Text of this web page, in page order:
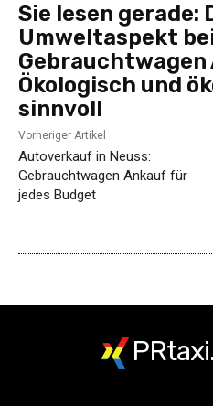
Sie lesen gerade:
Umweltaspekt
Gebrauchtwagen
Ökologisch und
sinnvoll
Vorheriger Artikel
Autoverkauf in Neuss:
Gebrauchtwagen Ankauf für
jedes Budget